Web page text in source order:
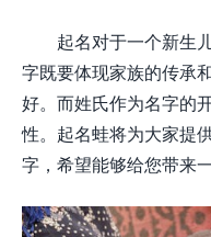
起名对于一个新生
字既要体现家族的传承
好。而姓氏作为名字的
性。起名蛙将为大家提
字，希望能够给您带来